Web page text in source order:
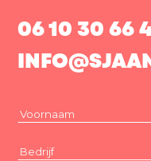
06 10 30 66
Voornaam
Bedrijf